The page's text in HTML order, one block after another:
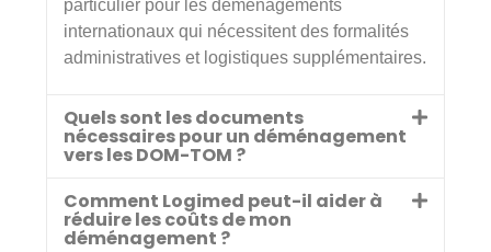
particulier pour les déménagements
internationaux qui nécessitent des formalités
administratives et logistiques supplémentaires.
Quels sont les documents
nécessaires pour un déménagement
vers les DOM-TOM ?
Comment Logimed peut-il aider à
réduire les coûts de mon
déménagement ?